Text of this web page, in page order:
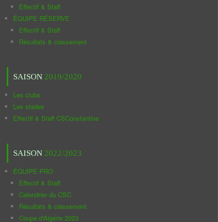
Effectif & Staff
ÉQUIPE RÉSERVE
Effectif & Staff
Résultats & classement
SAISON 2019/2020
Les clubs
Les stades
Effectif & Staff CSConstantine
SAISON 2022/2023
ÉQUIPE PRO
Effectif & Staff
Calendrier du CSC
Résultats & classement
Coupe d'Algérie 2023